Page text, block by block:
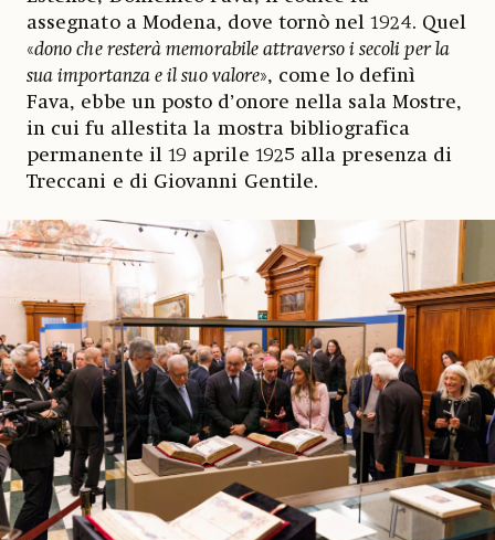
assegnato a Modena, dove tornò nel 1924. Quel
«dono che resterà memorabile attraverso i secoli per la
sua importanza e il suo valore», come lo definì
Fava, ebbe un posto d’onore nella sala Mostre,
in cui fu allestita la mostra bibliografica
permanente il 19 aprile 1925 alla presenza di
Treccani e di Giovanni Gentile.